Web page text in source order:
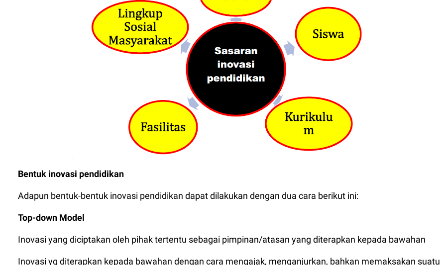
Bentuk inovasi pendidikan
Adapun bentuk-bentuk inovasi pendidikan dapat dilakukan dengan dua cara berikut ini:
Top-down Model
Inovasi yang diciptakan oleh pihak tertentu sebagai pimpinan/atasan yang diterapkan kepada bawahan
Inovasi yg diterapkan kepada bawahan dengan cara mengajak, menganjurkan, bahkan memaksakan suatu